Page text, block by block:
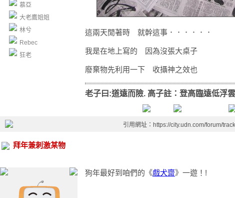
慕亞
大老鷹姐姐
林兮
Rebec
狂老
這兩天閒著時 就幹這事．．．．．．
我是在地上寫的 因為沒張大桌子
廢棄物先利用一下 收攝神之效也
老子曰:道遠而險. 高子註：登高臨遠低浮
引用網址：https://city.udn.com/forum/
拜年兼刺激某物
狗年最好到咱們的《戲犬齋》一遊！!